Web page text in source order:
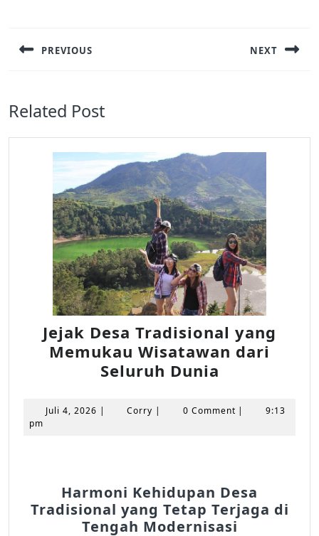
PREVIOUS NEXT
Related Post
Jejak Desa Tradisional yang
Memukau Wisatawan dari
Seluruh Dunia
Tradisional
Seluruh
Dunia
Juli 4, 2026 Juli
| Corry Corry
| 0 Comment |
9:13
pm
Harmoni Kehidupan Desa
Tradisional yang Tetap Terjaga di
Tengah Modernisasi